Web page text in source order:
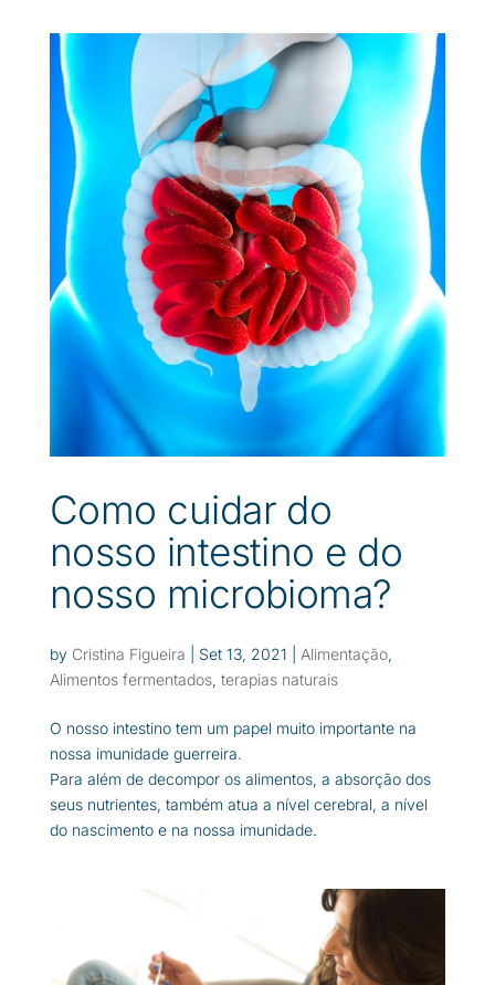
Como cuidar do
nosso intestino e do
nosso microbioma?
by Cristina Figueira Set 13, 2021 Alimentação,
Alimentos fermentados, terapias naturais
O nosso intestino tem um papel muito importante na
nossa imunidade guerreira.
Para além de decompor os alimentos, a absorção dos
seus nutrientes, também atua a nível cerebral, a nível
do nascimento e na nossa imunidade.